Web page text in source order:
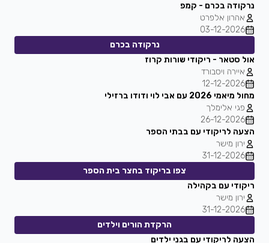
נרקודה בכרם - קמפ
אהרון אלפרט
03-12-2026
נרקודה בכרם
אול סטאר - ריקודי שורות קרוז
איירה ויסבורד
12-12-2026
מחול מיאמי 2026 עם אבי לוי ודודו ברזילי
פגי אלימלך
26-12-2026
הצעה לריקודי עם בבתי הספר
ירון מישר
31-12-2026
צפו בריקוד בחצר בית הספר
ריקודי עם בקהילה
ירון מישר
31-12-2026
הרקדת הורים וילדים
הצעה לריקודי עם בגני ילדים